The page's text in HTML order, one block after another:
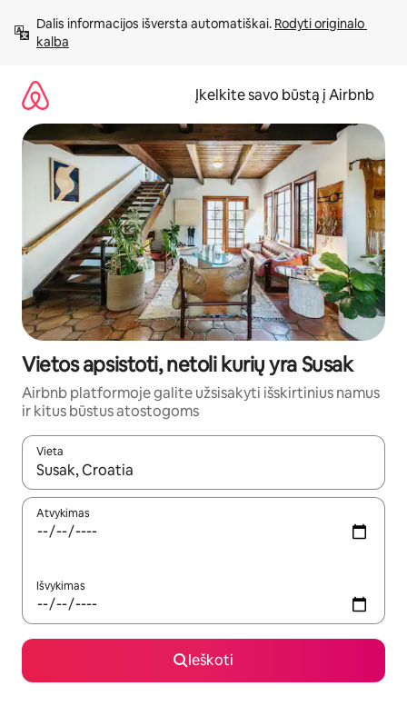
prie
turinio
Dalis informacijos išversta automatiškai. Rodyti originalo
kalba
Įkelkite savo būstą į Airbnb
Vietos apsistoti, netoli kurių yra Susak
Airbnb platformoje galite užsisakyti išskirtinius namus
ir kitus būstus atostogoms
Vieta
Kai pasirodys paieškos rezultatai, juos naršyti galite
Atvykimas
Išvykimas
Ieškoti